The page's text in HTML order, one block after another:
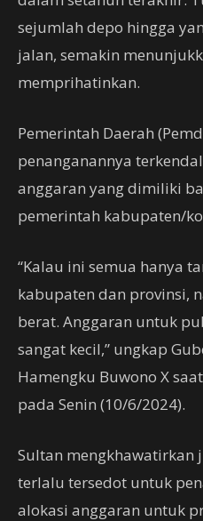
sejumlah depo hingga
jalan, semakin
memprihatinkan.
Pemerintah Daerah
penanganannya
anggaran yang dimiliki
pemerintah kabupaten/
“Kalau ini semua hanya
kabupaten dan provinsi,
berat. Anggaran untuk
sangat kecil,” ungkap
Hamengku Buwono X
pada Senin (10/6/2024).
Sultan mengkhawatirkan
terlalu tersedot untuk
alokasi anggaran untuk